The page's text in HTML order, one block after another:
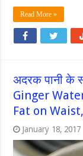
Read More »
अदरक पानी के
Ginger
Fat on
January 18, 2017